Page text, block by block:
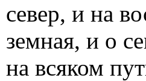
север, и на
земная, и о
на всяком